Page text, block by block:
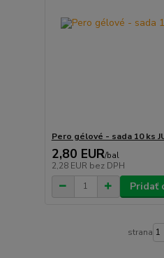
Pero gélové - sada 10 ks
2,80 EUR/bal
2,28 EUR bez DPH
Pridať
strana